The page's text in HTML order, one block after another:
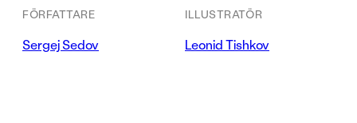
FÖRFATTARE
Sergej Sedov
ILLUSTRATÖR
Leonid Tishkov